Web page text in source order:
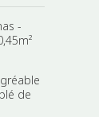
-
de